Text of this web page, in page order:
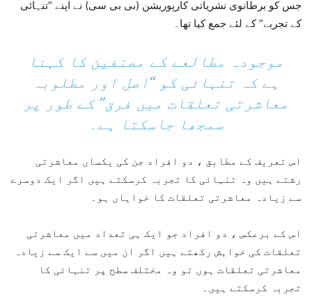
جس کو برطانوی نشریاتی کارپوریشن (بی بی سی) نے اپنے “تنہائی
کے تجربے” کے لئے جمع کیا تھا۔
موجودہ مطالعے کے مصنفین کا کہنا
ہے کہ تنہائی کو “اصل اور مطلوبہ
معاشرتی تعلقات میں فرق” کے طور پر
سمجھا جاسکتا ہے۔
اس تعریف کے مطابق ، دو افراد جن کی یکساں معاشرتی
رشتے ہیں وہ تنہائی کا تجربہ کرسکتے ہیں اگر ایک دوسرے
سے زیادہ معاشرتی تعلقات کا خواہاں ہو۔
اس کے برعکس ، دو افراد جو ایک ہی تعداد میں معاشرتی
تعلقات کی خواہش رکھتے ہیں اگر ان میں سے ایک سے زیادہ
معاشرتی تعلقات ہوں تو وہ مختلف سطح پر تنہائی کا
تجربہ کرسکتے ہیں۔